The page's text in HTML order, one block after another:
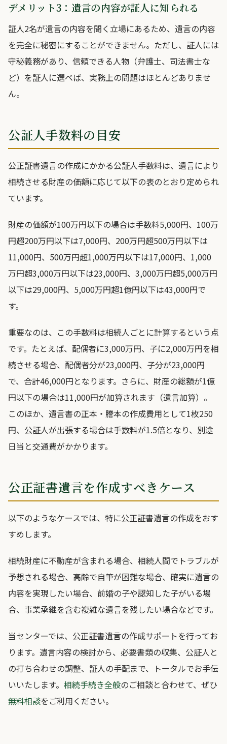
デメリット3：遺言の内容が証人に知られる
証人2名が遺言の内容を聞く立場にあるため、遺言の内容
を完全に秘密にすることができません。ただし、証人には
守秘義務があり、信頼できる人物（弁護士、司法書士な
ど）を証人に選べば、実務上の問題はほとんどありませ
ん。
公証人手数料の目安
公正証書遺言の作成にかかる公証人手数料は、遺言により
相続させる財産の価額に応じて以下の表のとおり定められ
ています。
財産の価額が100万円以下の場合は手数料5,000円、100万
円超200万円以下は7,000円、200万円超500万円以下は
11,000円、500万円超1,000万円以下は17,000円、1,000
万円超3,000万円以下は23,000円、3,000万円超5,000万円
以下は29,000円、5,000万円超1億円以下は43,000円で
す。
重要なのは、この手数料は相続人ごとに計算するという点
です。たとえば、配偶者に3,000万円、子に2,000万円を相
続させる場合、配偶者分が23,000円、子分が23,000円
で、合計46,000円となります。さらに、財産の総額が1億
円以下の場合は11,000円が加算されます（遺言加算）。
このほか、遺言書の正本・謄本の作成費用として1枚250
円、公証人が出張する場合は手数料が1.5倍となり、別途
日当と交通費がかかります。
公正証書遺言を作成すべきケース
以下のようなケースでは、特に公正証書遺言の作成をおす
すめします。
相続財産に不動産が含まれる場合、相続人間でトラブルが
予想される場合、高齢で自筆が困難な場合、確実に遺言の
内容を実現したい場合、前婚の子や認知した子がいる場
合、事業承継を含む複雑な遺言を残したい場合などです。
当センターでは、公正証書遺言の作成サポートを行ってお
ります。遺言内容の検討から、必要書類の収集、公証人と
の打ち合わせの調整、証人の手配まで、トータルでお手伝
いいたします。 相続手続き全般のご相談と合わせて、ぜひ
無料相談をご利用ください。